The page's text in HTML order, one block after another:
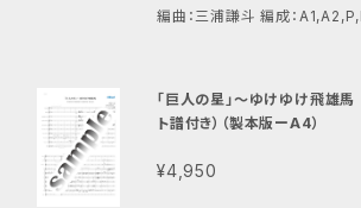
編曲：三浦謙斗 編成：
「巨人の星」〜ゆけゆけ飛
ト譜付き）（製本版ーA4）
¥4,950